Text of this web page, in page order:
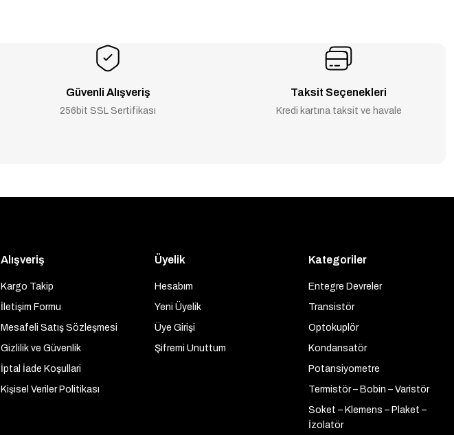
Güvenli Alışveriş
256bit SSL Sertifikası
Taksit Seçenekleri
Kredi kartına taksit ve havale
Alışveriş
Kargo Takip
İletişim Formu
Mesafeli Satış Sözleşmesi
Gizlilik ve Güvenlik
İptal İade Koşullari
Kişisel Veriler Politikası
Üyelik
Hesabım
Yeni Üyelik
Üye Girişi
Şifremi Unuttum
Kategoriler
Entegre Devreler
Transistör
Optokuplör
Kondansatör
Potansiyometre
Termistör – Bobin – Varistör
Soket – Klemens – Plaket –
İzolatör